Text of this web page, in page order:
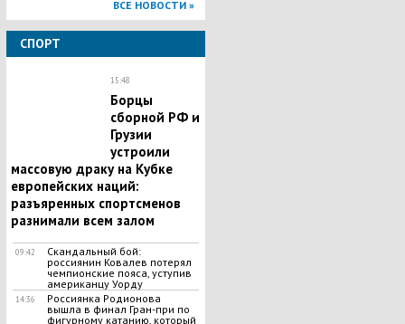
ВСЕ НОВОСТИ »
СПОРТ
15:48
Борцы
сборной РФ и
Грузии
устроили
массовую драку на Кубке
европейских наций:
разъяренных спортсменов
разнимали всем залом
09:42
Скандальный бой:
россиянин Ковалев потерял
чемпионские пояса, уступив
американцу Уорду
14:36
Россиянка Родионова
вышла в финал Гран-при по
фигурному катанию, который